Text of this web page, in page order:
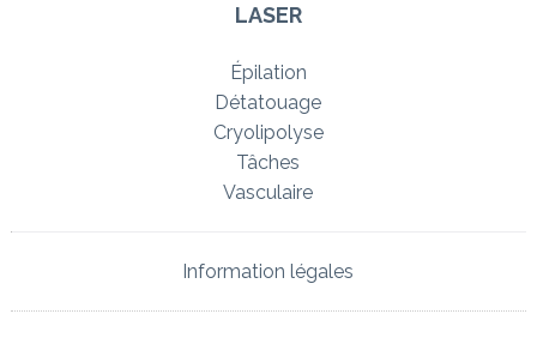
LASER
Épilation
Détatouage
Cryolipolyse
Tâches
Vasculaire
Information légales